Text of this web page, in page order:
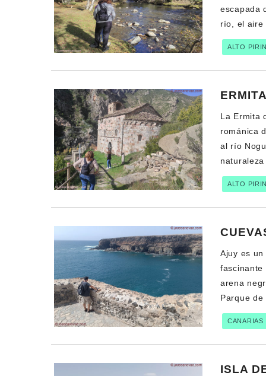
escapada
río, el aire
ALTO
La Ermita
románica
al río
ALTO
Ajuy es
fascinante
arena
Parque
CANARIAS
ISLA